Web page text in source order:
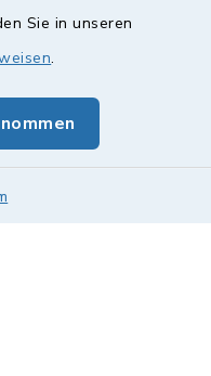
Sie in unseren
.